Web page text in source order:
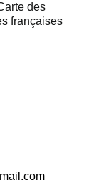
des
françaises